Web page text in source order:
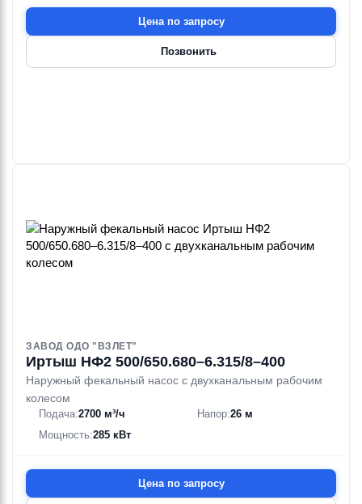
Цена по запросу
Позвонить
ЗАВОД ОДО "ВЗЛЕТ"
Иртыш НФ2 500/650.680–6.315/8–400
Наружный фекальный насос с двухканальным рабочим
колесом
Подача:2700 м³/ч Напор:26 м
Мощность:285 кВт
Цена по запросу